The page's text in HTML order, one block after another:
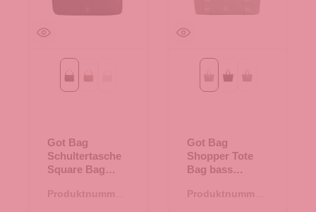
black monochrome
monochrome oyster
Got Bag
Schultertasche
Square Bag
monochrome
Produktnummer:
bass monochrome
black monochrome
oyster
Got Bag
Shopper Tote
Bag bass
Produktnummer: